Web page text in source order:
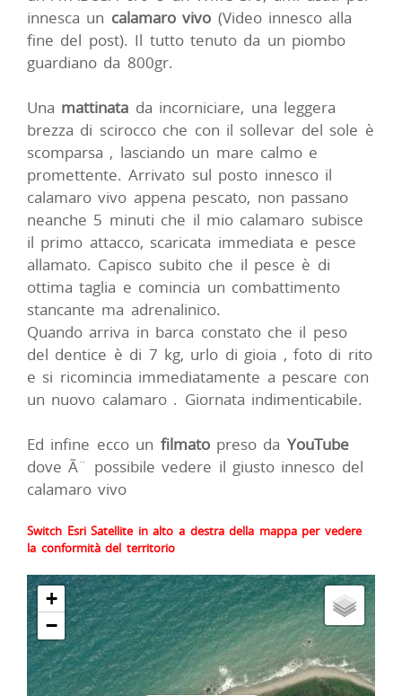
innesca un calamaro vivo (Video innesco alla
fine del post). Il tutto tenuto da un piombo
guardiano da 800gr.
Una mattinata da incorniciare, una leggera
brezza di scirocco che con il sollevar del sole è
scomparsa , lasciando un mare calmo e
promettente. Arrivato sul posto innesco il
calamaro vivo appena pescato, non passano
neanche 5 minuti che il mio calamaro subisce
il primo attacco, scaricata immediata e pesce
allamato. Capisco subito che il pesce è di
ottima taglia e comincia un combattimento
stancante ma adrenalinico.
Quando arriva in barca constato che il peso
del dentice è di 7 kg, urlo di gioia , foto di rito
e si ricomincia immediatamente a pescare con
un nuovo calamaro . Giornata indimenticabile.
Ed infine ecco un filmatopreso da YouTube
dove Ã¨ possibile vedere il giusto innesco del
calamaro vivo
Switch Esri Satellite in alto a destra della mappa per vedere
la conformità del territorio
+
−